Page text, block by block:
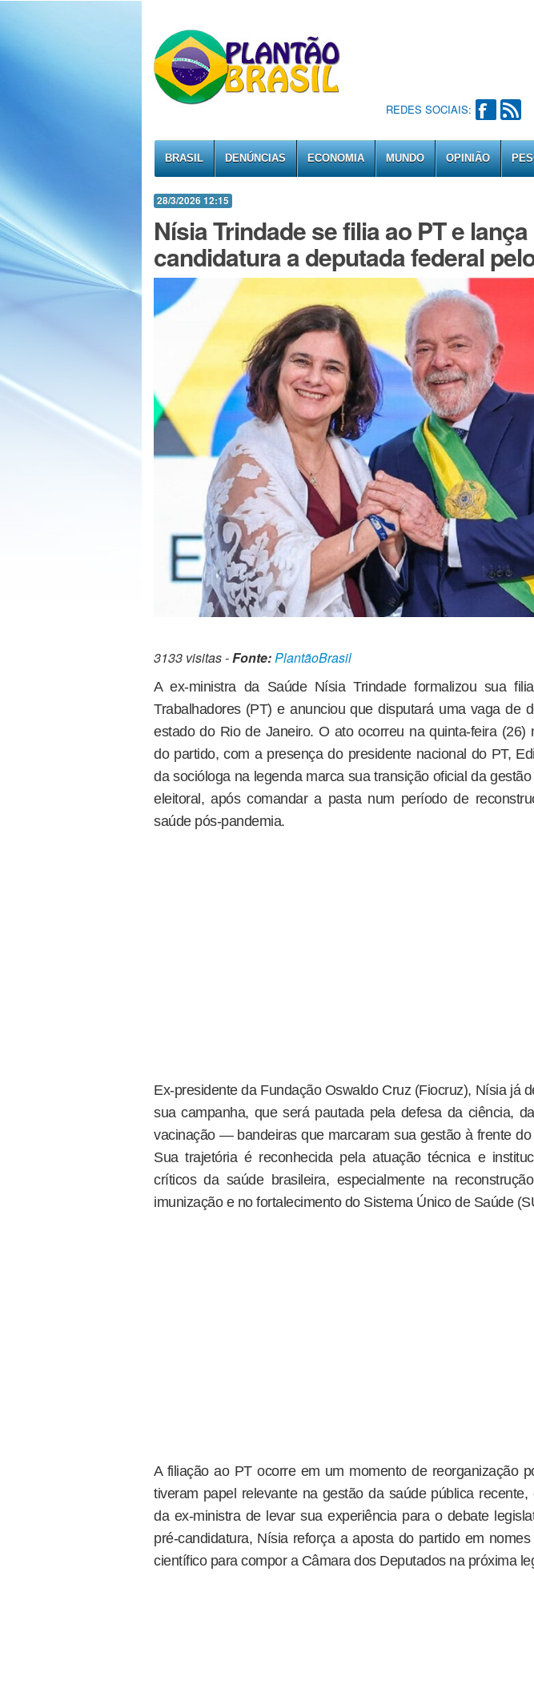
REDES SOCIAIS:
BRASIL DENÚNCIAS ECONOMIA MUNDO OPINIÃO
28/3/2026 12:15
Nísia Trindade se filia ao PT e
candidatura a deputada federal
3133 visitas -Fonte:PlantãoBrasil
A ex-ministra da Saúde Nísia Trindade formalizou sua
Trabalhadores (PT) e anunciou que disputará uma vaga de
estado do Rio de Janeiro. O ato ocorreu na quinta-feira (26)
do partido, com a presença do presidente nacional do PT,
da socióloga na legenda marca sua transição oficial da
eleitoral, após comandar a pasta num período de
saúde pós-pandemia.
Ex-presidente da Fundação Oswaldo Cruz (Fiocruz), Nísia já
sua campanha, que será pautada pela defesa da ciência,
vacinação — bandeiras que marcaram sua gestão à frente
Sua trajetória é reconhecida pela atuação técnica e
críticos da saúde brasileira, especialmente na
imunização e no fortalecimento do Sistema Único de Saúde
A filiação ao PT ocorre em um momento de reorganização
tiveram papel relevante na gestão da saúde pública
da ex-ministra de levar sua experiência para o debate
pré-candidatura, Nísia reforça a aposta do partido em
científico para compor a Câmara dos Deputados na próxima